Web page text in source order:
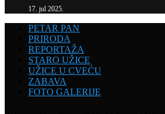
17. jul 2025.
PETAR PAN
PRIRODA
REPORTAŽA
STARO UŽICE
UŽICE U CVEĆU
ZABAVA
FOTO GALERIJE